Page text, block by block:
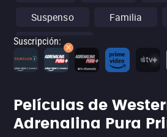
Suspenso
Familia
Conciertos
Suscripción:
Películas de
Adrenalina Pura